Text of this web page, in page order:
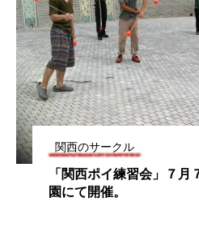
関西のサークル
「関西ポイ練習会」７月
園にて開催。